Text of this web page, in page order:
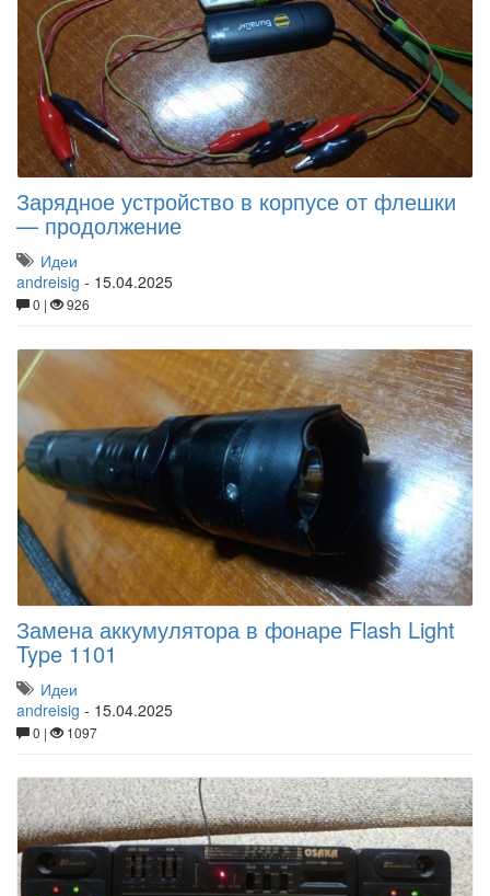
Зарядное устройство в корпусе от флешки
— продолжение
Идеи
andreisig - 15.04.2025
0 | 926
Замена аккумулятора в фонаре Flash Light
Type 1101
Идеи
andreisig - 15.04.2025
0 | 1097